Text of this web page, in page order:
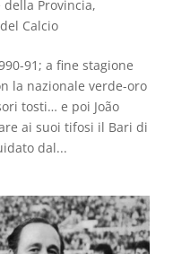
della Provincia,
Calcio
91; a fine stagione
la nazionale verde-oro
tosti… e poi João
ai suoi tifosi il Bari di
dal...